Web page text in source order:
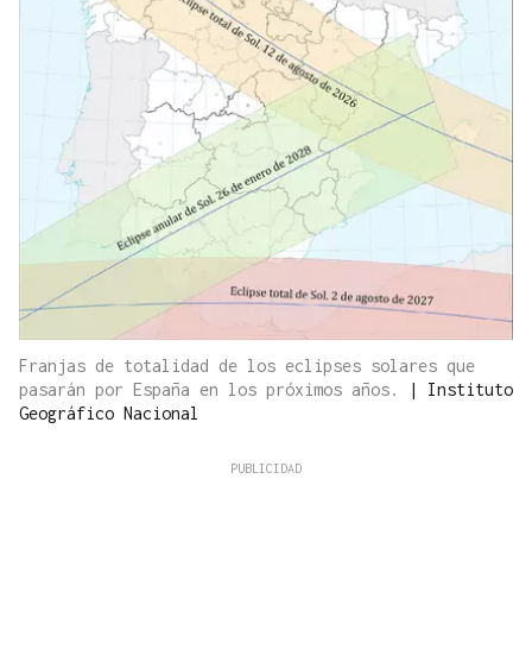
Franjas de totalidad de los eclipses solares que
pasarán por España en los próximos años.
| Instituto
Geográfico Nacional